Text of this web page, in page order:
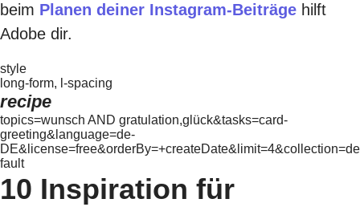
beim Planen deiner Instagram-Beiträge hilft
Adobe dir.
style
long-form, l-spacing
recipe
topics=wunsch AND gratulation,glück&tasks=card-
greeting&language=de-
DE&license=free&orderBy=+createDate&limit=4&collection=de
fault
10 Inspiration für